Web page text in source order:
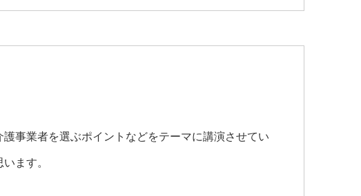
事業者を選ぶポイントなどをテーマに講演させてい
ます。